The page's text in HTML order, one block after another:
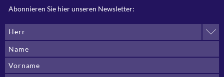
Abonnieren Sie hier unseren Newsletter:
Herr